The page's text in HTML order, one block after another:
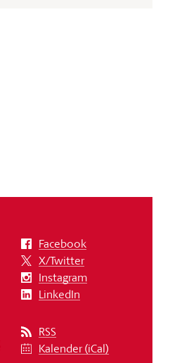
Facebook
X/Twitter
Instagram
LinkedIn
RSS
Kalender (iCal)